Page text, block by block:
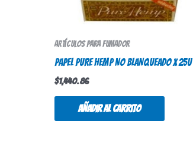
Artículos para fumador
PAPEL PURE HEMP NO BLANQUEADO X 25U
$1,440.86
Añadir al carrito